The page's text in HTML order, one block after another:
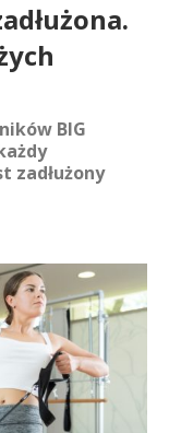
BIG
zadłużony